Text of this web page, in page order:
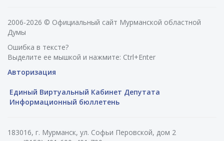
2006-2026 © Официальный сайт Мурманской областной
Думы
Ошибка в тексте?
Выделите ее мышкой и нажмите: Ctrl+Enter
Авторизация
Единый Виртуальный Кабинет Депутата
Информационный бюллетень
183016, г. Мурманск, ул. Софьи Перовской, дом 2